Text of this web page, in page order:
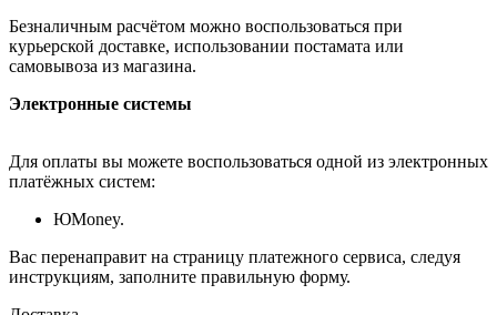
Безналичным расчётом можно воспользоваться при
курьерской доставке, использовании постамата или
самовывоза из магазина.
Электронные системы
Для оплаты вы можете воспользоваться одной из электронных
платёжных систем:
ЮMoney.
Вас перенаправит на страницу платежного сервиса, следуя
инструкциям, заполните правильную форму.